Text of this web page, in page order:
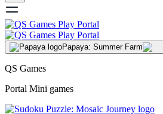
Papaya: Summer Farm
QS Games
Portal Mini games